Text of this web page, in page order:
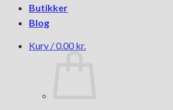
Butikker
Blog
Kurv /0.00 kr.